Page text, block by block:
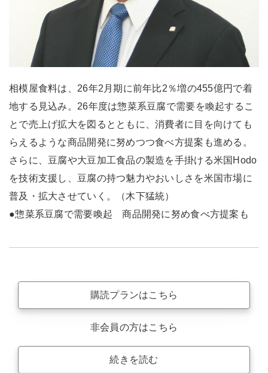
相模屋食料は、26年2月期に前年比2％増の455億円で着
地する見込み。26年度は惣菜系豆腐で需要を喚起するこ
とで売上げ拡大を図るとともに、消費者に目を向けても
らえるような商品開発に努めつつ食べ方提案も進める。
さらに、豆腐や大豆加工食品の製造を手掛ける米国Hodo
を技術支援し、豆腐の持つ魅力やおいしさを米国市場に
普及・拡大させていく。（木下猛統）
●惣菜系豆腐で需要喚起 商品開発に努め食べ方提案も
購読プランはこちら
非会員の方はこちら
続きを読む